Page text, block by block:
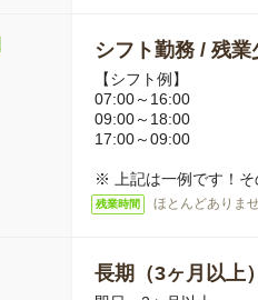
シフト勤務 / 残業
【シフト例】
07:00～16:00
09:00～18:00
17:00～09:00
※ 上記は一例です！そ
残業時間 ほとんどありませ
長期（3ヶ月以上）